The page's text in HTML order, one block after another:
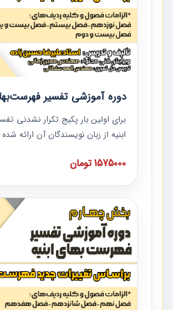
دوره آموزشی تفسیر
برای اولین بار پکیج تکرار نشدنی
ابنیه از زبان نویسندگان آن
ردیف ها و مطالب فهرست بها
دوره به صورت کامل تصویری بوده و
دوره با کلام مهندس
مشاور در امر بازنگری فهرست بها رشته
همکارانی که در حوزه صنعت ساخت
توصیه می کنیم از مطالب این دوره
1575000 تومان